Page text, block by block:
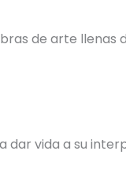
de arte llenas
dar vida a su